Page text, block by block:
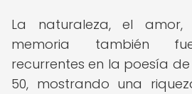
La naturaleza, el
memoria también
recurrentes en la poesía
50, mostrando una